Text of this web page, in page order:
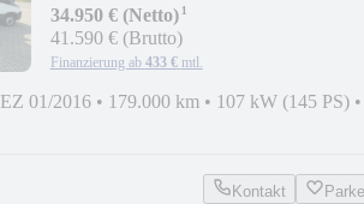
34.950 € (Netto)¹
41.590 € (Brutto)
Finanzierung ab 433 € mtl.
EZ 01/2016 • 179.000 km • 107 kW (145 PS) •
Kontakt